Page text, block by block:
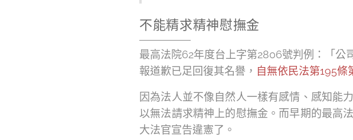
不能精求精神慰撫金
最高法院62年度台上字第2806號判例：「公
報道歉已足回復其名譽， 自無依民法第195條
因為法人並不像自然人一樣有感情、感知能
以無法請求精神上的慰撫金。而早期的最高
大法官宣告違憲了。